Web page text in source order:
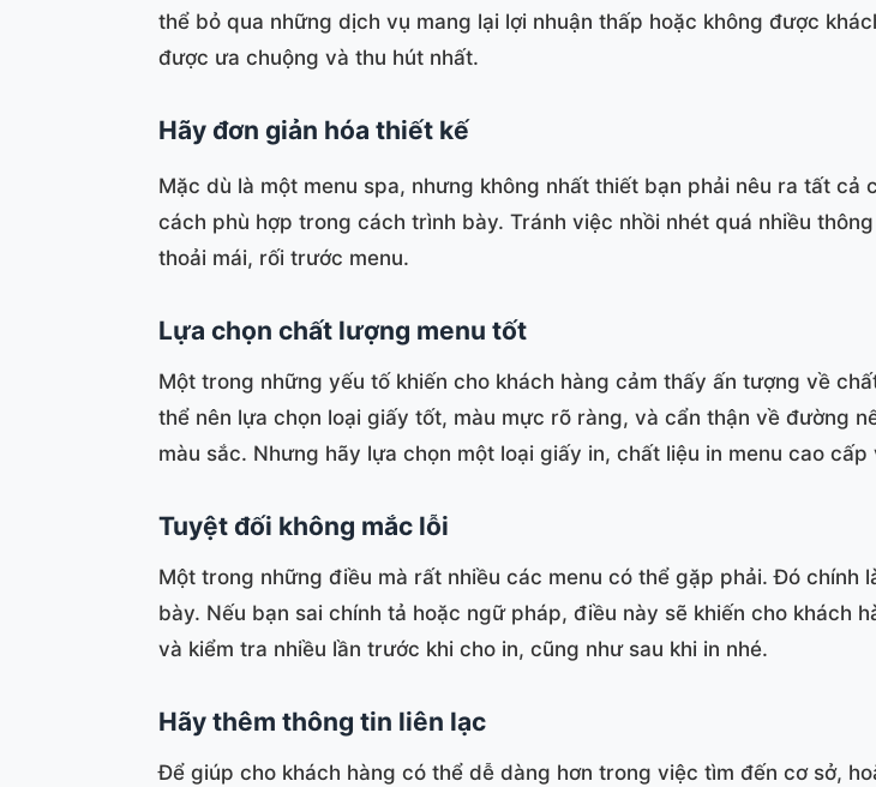
thể bỏ qua những dịch vụ mang lại lợi nhuận thấp hoặc không được
được ưa chuộng và thu hút nhất.
Hãy đơn giản hóa thiết kế
Mặc dù là một menu spa, nhưng không nhất thiết bạn phải nêu ra tất
cách phù hợp trong cách trình bày. Tránh việc nhồi nhét quá nhiều
thoải mái, rối trước menu.
Lựa chọn chất lượng menu tốt
Một trong những yếu tố khiến cho khách hàng cảm thấy ấn tượng về
thể nên lựa chọn loại giấy tốt, màu mực rõ ràng, và cẩn thận về đường
màu sắc. Nhưng hãy lựa chọn một loại giấy in, chất liệu in menu cao
Tuyệt đối không mắc lỗi
Một trong những điều mà rất nhiều các menu có thể gặp phải. Đó chính
bày. Nếu bạn sai chính tả hoặc ngữ pháp, điều này sẽ khiến cho khách
và kiểm tra nhiều lần trước khi cho in, cũng như sau khi in nhé.
Hãy thêm thông tin liên lạc
Để giúp cho khách hàng có thể dễ dàng hơn trong việc tìm đến cơ sở,